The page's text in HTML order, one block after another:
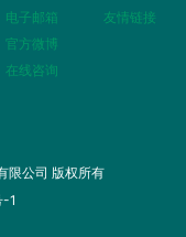
电子邮箱
官方微博
在线咨询
友情链接
限公司 版权所有
1